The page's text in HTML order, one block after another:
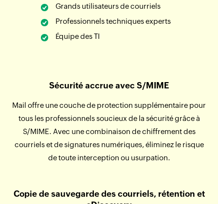
Grands utilisateurs de courriels
Professionnels techniques experts
Équipe des TI
Sécurité accrue avec S/MIME
Mail offre une couche de protection supplémentaire pour
tous les professionnels soucieux de la sécurité grâce à
S/MIME. Avec une combinaison de chiffrement des
courriels et de signatures numériques, éliminez le risque
de toute interception ou usurpation.
Copie de sauvegarde des courriels, rétention et